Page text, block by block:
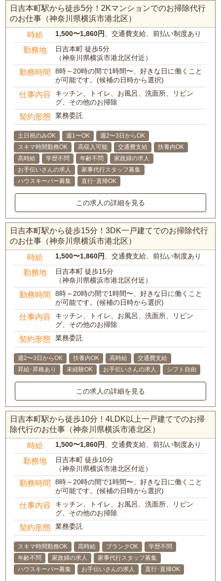
日吉本町駅から徒歩5分！2Kマンションでのお掃除代行
のお仕事（神奈川県横浜市港北区）
時給 1,500〜1,860円 、交通費支給、前払い制度あり
勤務地
日吉本町 徒歩5分
（神奈川県横浜市港北区付近）
勤務時間
8時～20時の間で1時間〜、好きな日に働くこと
が可能です。(候補の日時から選択)
仕事内容
キッチン、トイレ、お風呂、洗面所、リビン
グ、その他のお掃除
契約形態 業務委託
土日祝のみOK 週1〜OK
週2〜3日からOK
スキマ時間勤務OK
高収入可能 交通費支給
扶養内OK
高時給
学歴不問 年齢不問
家政婦の求人
お手伝いさんの求人
家事代行スタッフ募集
ハウスキーパー募集
直行･直帰OK
この求人の詳細を見る
日吉本町駅から徒歩15分！3DK一戸建てでのお掃除代行
のお仕事（神奈川県横浜市港北区）
時給 1,500〜1,860円 、交通費支給、前払い制度あり
勤務地
日吉本町 徒歩15分
（神奈川県横浜市港北区付近）
勤務時間
8時～20時の間で1時間〜、好きな日に働くこと
が可能です。(候補の日時から選択)
仕事内容
キッチン、トイレ、お風呂、洗面所、リビン
グ、その他のお掃除
契約形態 業務委託
週2〜3日からOK 扶養内OK 高時給
交通費支給
昇給･昇格あり
未経験OK お手伝いさんの求人 シフト自由
この求人の詳細を見る
日吉本町駅から徒歩10分！4LDK以上一戸建てでのお掃
除代行のお仕事（神奈川県横浜市港北区）
時給 1,500〜1,860円 、交通費支給、前払い制度あり
勤務地
日吉本町 徒歩10分
（神奈川県横浜市港北区付近）
勤務時間
8時～20時の間で1時間〜、好きな日に働くこと
が可能です。(候補の日時から選択)
仕事内容
キッチン、トイレ、お風呂、洗面所、リビン
グ、その他のお掃除
契約形態 業務委託
スキマ時間勤務OK 高時給 ブランクOK
学歴不問
年齢不問
家政婦の求人
家事代行スタッフ募集
ハウスキーパー募集
お手伝いさんの求人 直行･直帰OK